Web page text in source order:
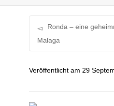
Ronda – eine
Malaga
Veröffentlicht am 29